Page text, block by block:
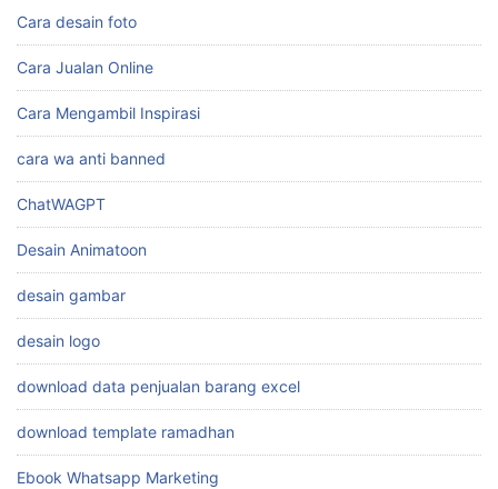
Cara desain foto
Cara Jualan Online
Cara Mengambil Inspirasi
cara wa anti banned
ChatWAGPT
Desain Animatoon
desain gambar
desain logo
download data penjualan barang excel
download template ramadhan
Ebook Whatsapp Marketing